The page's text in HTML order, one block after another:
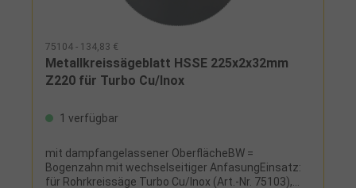
75104 - 134,83 €
Metallkreissägeblatt HSSE 225x2x32mm
Z220 für Turbo Cu/Inox
1 verfügbar
mit dampfangelassener OberflächeBW =
Bogenzahn mit wechselseitiger AnfasungEinsatz:
für Rohrkreissäge Turbo Cu/Inox (Art.-Nr. 75103),